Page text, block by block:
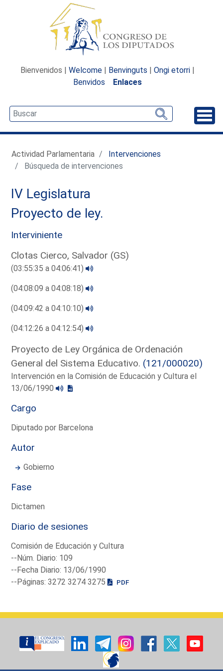
Bienvenidos | Welcome | Benvinguts | Ongi etorri |
Benvidos
Enlaces
Actividad Parlamentaria
Intervenciones
Búsqueda de intervenciones
IV Legislatura
Proyecto de ley.
Interviniente
Clotas Cierco, Salvador (GS)
(03:55:35 a 04:06:41)
(04:08:09 a 04:08:18)
(04:09:42 a 04:10:10)
(04:12:26 a 04:12:54)
Proyecto de Ley Orgánica de Ordenación
General del Sistema Educativo. (121/000020)
Intervención en la Comisión de Educación y Cultura el
13/06/1990
Cargo
Diputado por Barcelona
Autor
Gobierno
Fase
Dictamen
Diario de sesiones
Comisión de Educación y Cultura
--Núm. Diario: 109
--Fecha Diario: 13/06/1990
--Páginas: 3272 3274 3275
PDF